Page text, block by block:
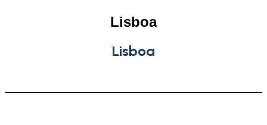
Lisboa
Lisboa